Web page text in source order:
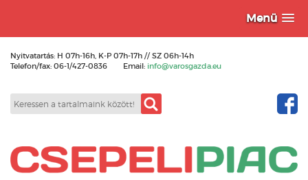
Menü
Nyitvatartás: H 07h-16h, K-P 07h-17h // SZ 06h-14h
Telefon/fax: 06-1/427-0836
Email: info@varosgazda.eu